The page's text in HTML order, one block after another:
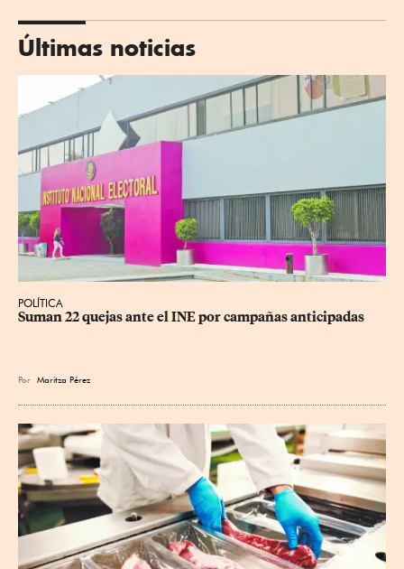
Últimas noticias
POLÍTICA
Suman 22 quejas ante el INE por campañas anticipadas
Por Maritza Pérez